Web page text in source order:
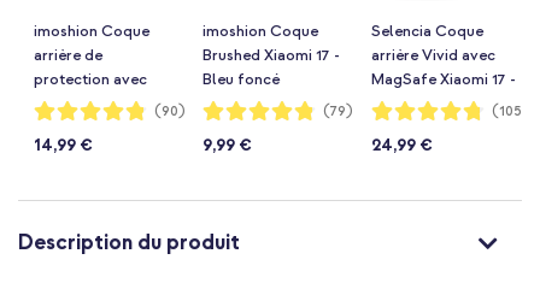
imoshion Coque
arrière de
protection avec
MagSafe Xiaomi 17 -
Notation:
96%
(90)
14,99 €
imoshion Coque
Brushed Xiaomi 17 -
Bleu foncé
Notation:
96%
(79)
9,99 €
Selencia Coque
arrière Vivid avec
MagSafe Xiaomi 17 -
Art Wave Black
Notation:
95%
(105)
24,99 €
Description du produit